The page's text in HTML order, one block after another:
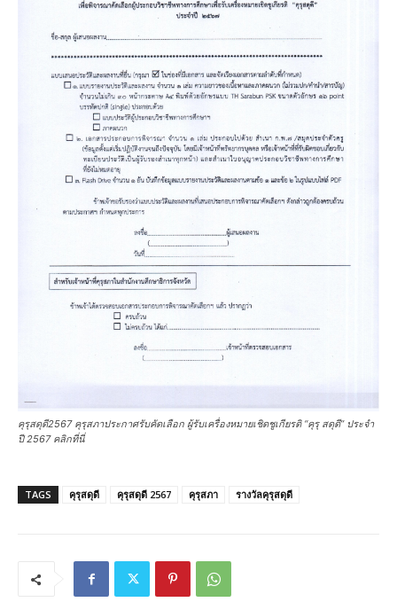
คุรุสดุดี2567 คุรุสภาประกาศรับคัดเลือก ผู้รับเครื่องหมายเชิดชูเกียรติ “คุรุ สดุดี” ประจำ
ปี 2567 คลิกที่นี่
TAGS คุรุสดุดี คุรุสดุดี 2567 คุรุสภา รางวัลคุรุสดุดี